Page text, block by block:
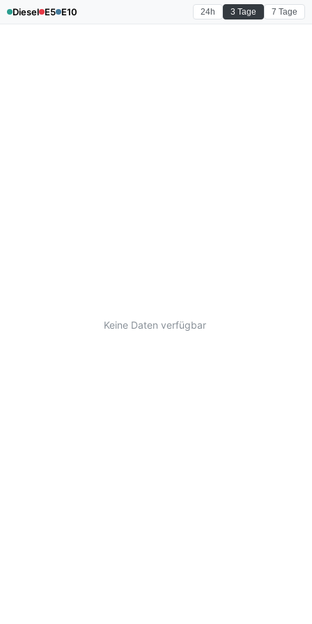
Diesel E5 E10 24h 3 Tage 7 Tage
Keine Daten verfügbar